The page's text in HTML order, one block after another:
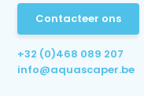
Contacteer ons
+32 (0)468 089 207
info@aquascaper.be